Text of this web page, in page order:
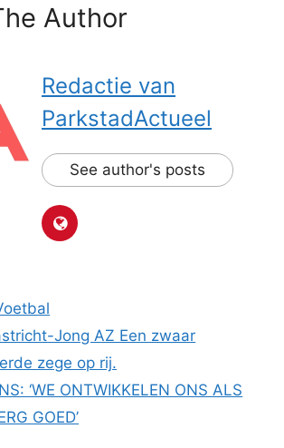
Author
Redactie van
ParkstadActueel
See author's posts
Jong AZ Een zwaar
zege op rij.
‘WE ONTWIKKELEN ONS ALS
GOED’